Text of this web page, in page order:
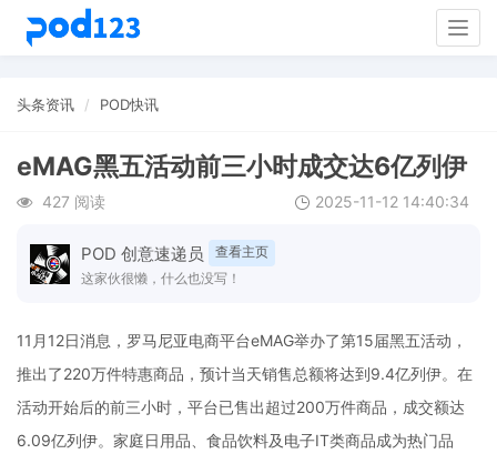
头条资讯 POD快讯
eMAG黑五活动前三小时成交达6亿列伊
427 阅读 2025-11-12 14:40:34
POD 创意速递员
查看主页
这家伙很懒，什么也没写！
11月12日消息，罗马尼亚电商平台eMAG举办了第15届黑五活动，
推出了220万件特惠商品，预计当天销售总额将达到9.4亿列伊。在
活动开始后的前三小时，平台已售出超过200万件商品，成交额达
6.09亿列伊。家庭日用品、食品饮料及电子IT类商品成为热门品